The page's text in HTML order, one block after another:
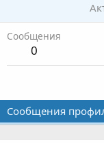
Сообщения
0
Сообщения